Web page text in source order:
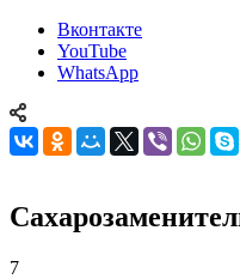
Вконтакте
YouTube
WhatsApp
7